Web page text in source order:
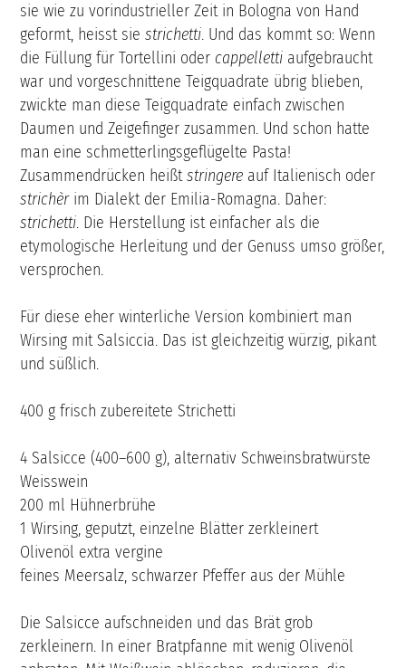
sie wie zu vorindustrieller Zeit in Bologna von Hand
geformt, heisst siestrichetti. Und das kommt so: Wenn
die Füllung für Tortellini oder cappelletti aufgebraucht
war und vorgeschnittene Teigquadrate übrig blieben,
zwickte man diese Teigquadrate einfach zwischen
Daumen und Zeigefinger zusammen. Und schon hatte
man eine schmetterlingsgeflügelte Pasta!
Zusammendrücken heißtstringere auf Italienisch oder
strichèr im Dialekt der Emilia-Romagna. Daher:
strichetti. Die Herstellung ist einfacher als die
etymologische Herleitung und der Genuss umso größer,
versprochen.
Für diese eher winterliche Version kombiniert man
Wirsing mit Salsiccia. Das ist gleichzeitig würzig, pikant
und süßlich.
400 g frisch zubereitete Strichetti
4 Salsicce (400–600 g), alternativ Schweinsbratwürste
Weisswein
200 ml Hühnerbrühe
1 Wirsing, geputzt, einzelne Blätter zerkleinert
Olivenöl extra vergine
feines Meersalz, schwarzer Pfeffer aus der Mühle
Die Salsicce aufschneiden und das Brät grob
zerkleinern. In einer Bratpfanne mit wenig Olivenöl